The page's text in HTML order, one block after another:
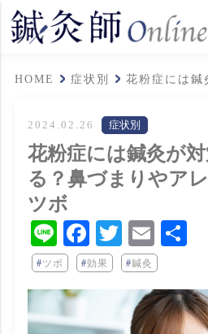
HOME 症状別 花粉症には鍼
2024.02.26 症状別
花粉症には鍼灸が
る？鼻づまりやア
ツボ
LineFacebook
TwitterEmail
ツボ 効果 鍼灸